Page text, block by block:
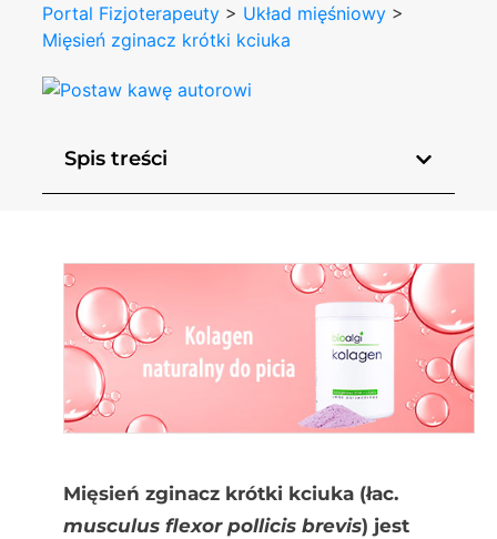
Portal Fizjoterapeuty > Układ mięśniowy >
Mięsień zginacz krótki kciuka
Spis treści
Mięsień zginacz krótki kciuka (łac.
musculus flexor pollicis brevis) jest